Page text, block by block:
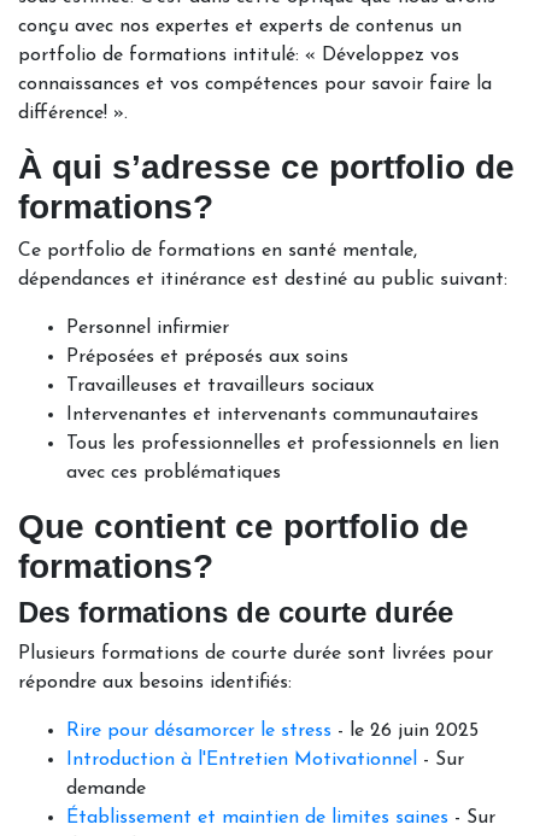
conçu avec nos expertes et experts de contenus un
portfolio de formations intitulé: « Développez vos
connaissances et vos compétences pour savoir faire la
différence! ».
À qui s’adresse ce portfolio de
formations?
Ce portfolio de formations en santé mentale,
dépendances et itinérance est destiné au public suivant:
Personnel infirmier
Préposées et préposés aux soins
Travailleuses et travailleurs sociaux
Intervenantes et intervenants communautaires
Tous les professionnelles et professionnels en lien
avec ces problématiques
Que contient ce portfolio de
formations?
Des formations de courte durée
Plusieurs formations de courte durée sont livrées pour
répondre aux besoins identifiés:
Rire pour désamorcer le stress - le 26 juin 2025
Introduction à l'Entretien Motivationnel - Sur
demande
Établissement et maintien de limites saines - Sur